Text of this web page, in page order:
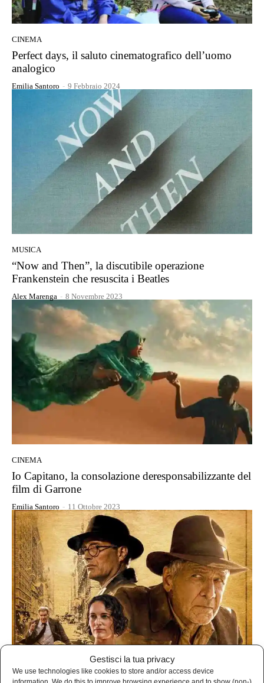
Gestisci la tua privacy
We use technologies like cookies to store and/or access device
CINEMA
Perfect days, il saluto cinematografico dell’uomo
analogico
Emilia Santoro - 9 Febbraio 2024
MUSICA
“Now and Then”, la discutibile operazione
Frankenstein che resuscita i Beatles
Alex Marenga - 8 Novembre 2023
CINEMA
Io Capitano, la consolazione deresponsabilizzante del
film di Garrone
Emilia Santoro - 11 Ottobre 2023
CINEMA